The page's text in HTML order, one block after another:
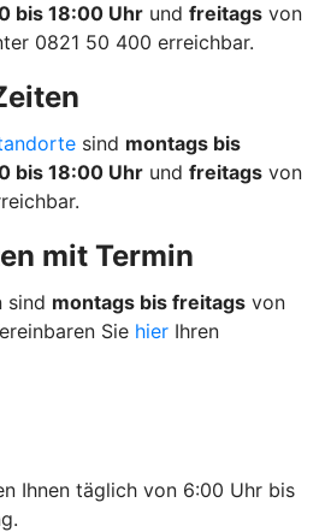
bis 18:00 Uhr und freitags von
0821 50 400 erreichbar.
sind montags bis
bis 18:00 Uhr und freitags von
mit Termin
sind montags bis freitags von
Sie hier Ihren
Ihnen täglich von 6:00 Uhr bis